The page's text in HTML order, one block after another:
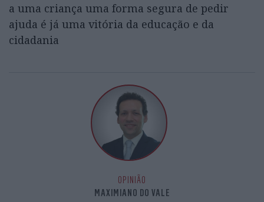
a uma criança uma forma segura de pedir
ajuda é já uma vitória da educação e da
cidadania
OPINIÃO
MAXIMIANO DO VALE